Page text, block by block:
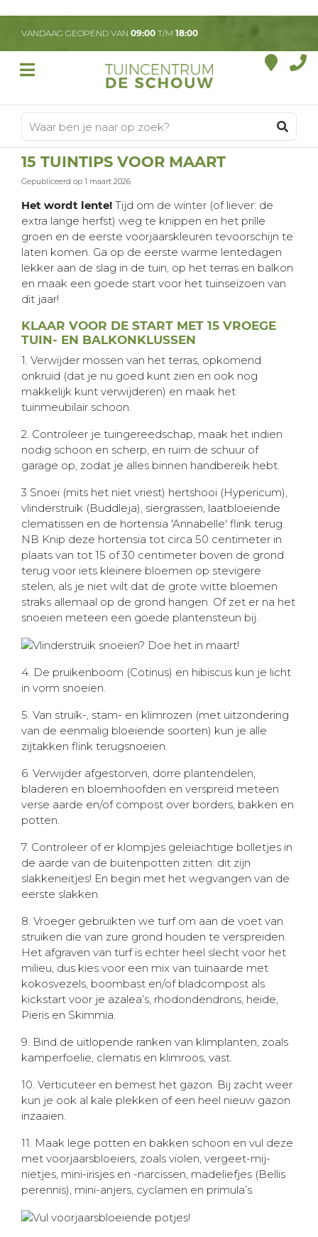
a
t
VANDAAG GEOPEND VAN 09:00 T/M 18:00
15 TUINTIPS VOOR MAART
Gepubliceerd op 1 maart 2026
Het wordt lente! Tijd om de winter (of liever: de
extra lange herfst) weg te knippen en het prille
groen en de eerste voorjaarskleuren tevoorschijn te
laten komen. Ga op de eerste warme lentedagen
lekker aan de slag in de tuin, op het terras en balkon
en maak een goede start voor het tuinseizoen van
dit jaar!
KLAAR VOOR DE START MET 15 VROEGE
TUIN- EN BALKONKLUSSEN
1. Verwijder mossen van het terras, opkomend
onkruid (dat je nu goed kunt zien en ook nog
makkelijk kunt verwijderen) en maak het
tuinmeubilair schoon.
2. Controleer je tuingereedschap, maak het indien
nodig schoon en scherp, en ruim de schuur of
garage op, zodat je alles binnen handbereik hebt.
3 Snoei (mits het niet vriest) hertshooi (Hypericum),
vlinderstruik (Buddleja), siergrassen, laatbloeiende
clematissen en de hortensia 'Annabelle' flink terug.
NB Knip deze hortensia tot circa 50 centimeter in
plaats van tot 15 of 30 centimeter boven de grond
terug voor iets kleinere bloemen op stevigere
stelen, als je niet wilt dat de grote witte bloemen
straks allemaal op de grond hangen. Of zet er na het
snoeien meteen een goede plantensteun bij.
4. De pruikenboom (Cotinus) en hibiscus kun je licht
in vorm snoeien.
5. Van struik-, stam- en klimrozen (met uitzondering
van de eenmalig bloeiende soorten) kun je alle
zijtakken flink terugsnoeien.
6. Verwijder afgestorven, dorre plantendelen,
bladeren en bloemhoofden en verspreid meteen
verse aarde en/of compost over borders, bakken en
potten.
7. Controleer of er klompjes geleiachtige bolletjes in
de aarde van de buitenpotten zitten: dit zijn
slakkeneitjes! En begin met het wegvangen van de
eerste slakken.
8. Vroeger gebruikten we turf om aan de voet van
struiken die van zure grond houden te verspreiden.
Het afgraven van turf is echter heel slecht voor het
milieu, dus kies voor een mix van tuinaarde met
kokosvezels, boombast en/of bladcompost als
kickstart voor je azalea’s, rhodondendrons, heide,
Pieris en Skimmia.
9. Bind de uitlopende ranken van klimplanten, zoals
kamperfoelie, clematis en klimroos, vast.
10. Verticuteer en bemest het gazon. Bij zacht weer
kun je ook al kale plekken of een heel nieuw gazon
inzaaien.
11. Maak lege potten en bakken schoon en vul deze
met voorjaarsbloeiers, zoals violen, vergeet-mij-
nietjes, mini-irisjes en -narcissen, madeliefjes (Bellis
perennis), mini-anjers, cyclamen en primula’s.